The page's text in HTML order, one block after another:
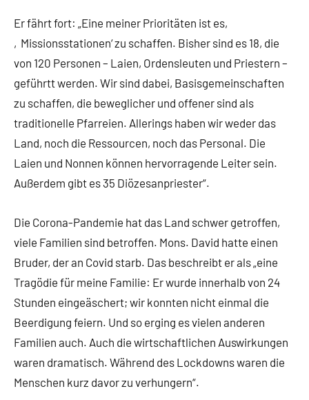
Er fährt fort: „Eine meiner Prioritäten ist es,
‚Missionsstationen‘ zu schaffen. Bisher sind es 18, die
von 120 Personen – Laien, Ordensleuten und Priestern –
geführtt werden. Wir sind dabei, Basisgemeinschaften
zu schaffen, die beweglicher und offener sind als
traditionelle Pfarreien. Allerings haben wir weder das
Land, noch die Ressourcen, noch das Personal. Die
Laien und Nonnen können hervorragende Leiter sein.
Außerdem gibt es 35 Diözesanpriester“.
Die Corona-Pandemie hat das Land schwer getroffen,
viele Familien sind betroffen. Mons. David hatte einen
Bruder, der an Covid starb. Das beschreibt er als „eine
Tragödie für meine Familie: Er wurde innerhalb von 24
Stunden eingeäschert; wir konnten nicht einmal die
Beerdigung feiern. Und so erging es vielen anderen
Familien auch. Auch die wirtschaftlichen Auswirkungen
waren dramatisch. Während des Lockdowns waren die
Menschen kurz davor zu verhungern“.